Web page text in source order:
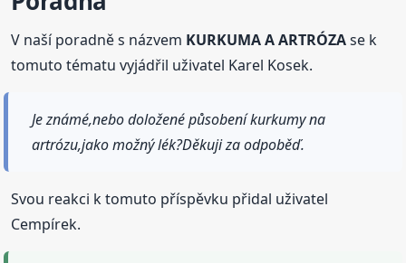
V naší poradně s názvem KURKUMA A ARTRÓZAse k
tomuto tématu vyjádřil uživatel Karel Kosek.
Je známé,nebo doložené působení kurkumy na
artrózu,jako možný lék?Děkuji za odpoběď.
Svou reakci k tomuto příspěvku přidal uživatel
Cempírek.